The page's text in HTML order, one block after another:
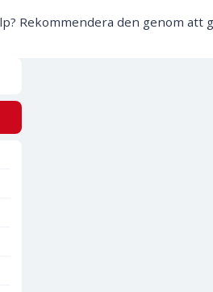
Rekommendera den genom att